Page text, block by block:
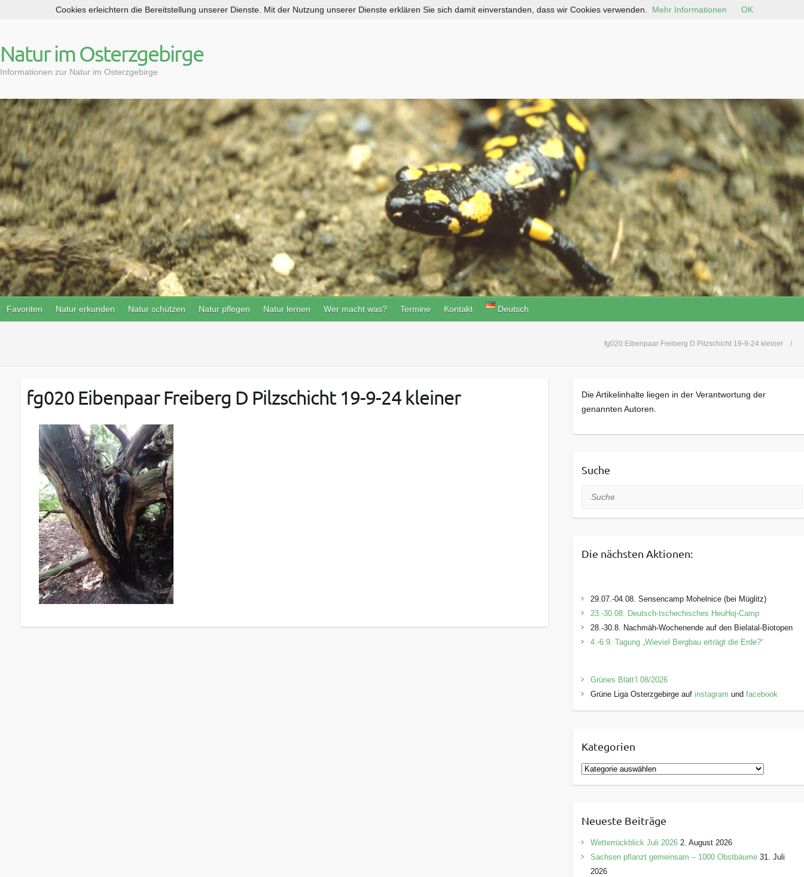
p
t
c
o
n
t
e
n
t
Natur im Osterzgebirge
Informationen zur Natur im Osterzgebirge
Favoriten Natur erkunden Natur schützen Natur pflegen Natur lernen Wer macht was? Termine Kontakt Deutsch
fg020 Eibenpaar Freiberg D Pilzschicht 19-9-24 kleiner
fg020 Eibenpaar Freiberg D Pilzschicht 19-9-24 kleiner
Die Artikelinhalte liegen in der Verantwortung der
genannten Autoren.
Suche
Suche
Die nächsten Aktionen:
29.07.-04.08. Sensencamp Mohelnice (bei Müglitz)
23.-30.08. Deutsch-tschechisches HeuHoj-Camp
28.-30.8. Nachmäh-Wochenende auf den Bielatal-Biotopen
4.-6.9. Tagung „Wieviel Bergbau erträgt die Erde?“
Grünes Blätt’l 08/2026
Grüne Liga Osterzgebirge auf instagram und facebook
Kategorien
K
a
g
o
r
Neueste Beiträge
Wetterrückblick Juli 2026 2. August 2026
Sachsen pflanzt gemeinsam – 1000 Obstbäume 31. Juli
2026
Cookies erleichtern die Bereitstellung unserer Dienste. Mit der Nutzung unserer Dienste erklären Sie sich damit einverstanden, dass wir Cookies verwenden. Mehr Informationen OK